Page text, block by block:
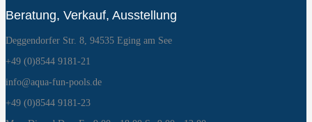
Beratung, Verkauf, Ausstellung
Deggendorfer Str. 8, 94535 Eging am See
+49 (0)8544 9181-21
info@aqua-fun-pools.de
+49 (0)8544 9181-23